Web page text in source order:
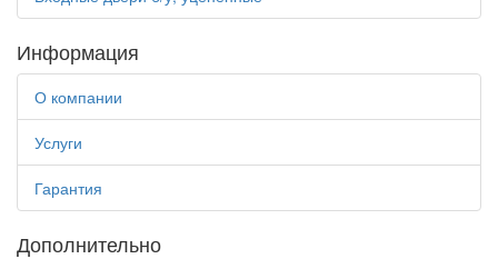
Информация
О компании
Услуги
Гарантия
Дополнительно